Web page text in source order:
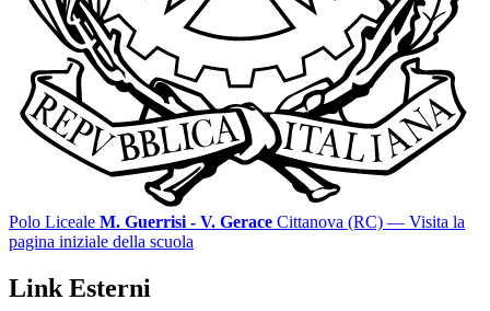
Polo Liceale M. Guerrisi - V. Gerace Cittanova (RC) — Visita la
pagina iniziale della scuola
Link Esterni